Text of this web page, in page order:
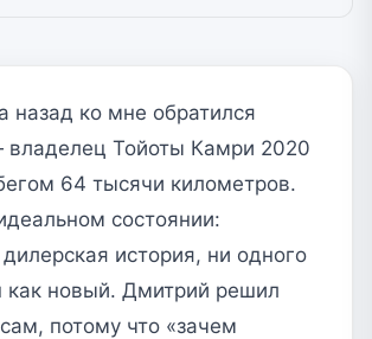
назад ко мне обратился
Тойоты Камри 2020
64 тысячи километров.
состоянии:
история, ни одного
как новый. Дмитрий решил
потому что «зачем